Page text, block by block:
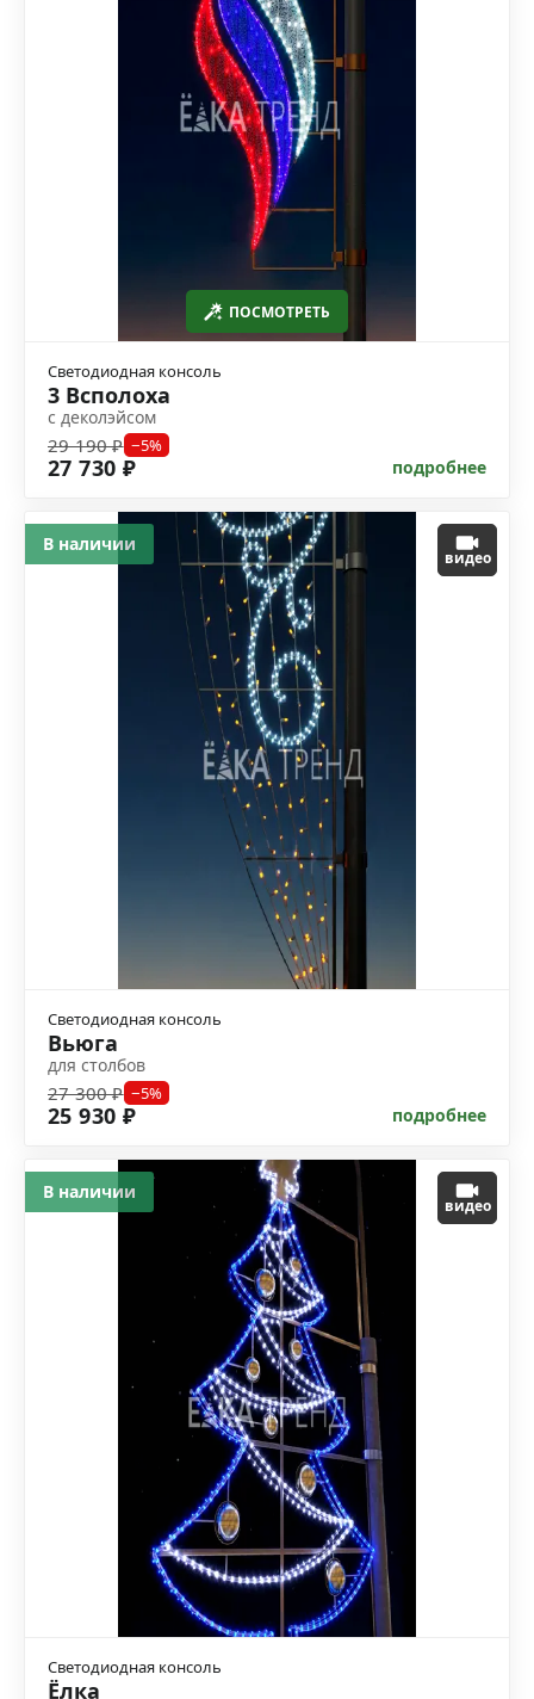
ПОСМОТРЕТЬ
Светодиодная консоль
3 Всполоха
с деколэйсом
29 190 ₽ −5%
27 730 ₽ подробнее
видео
Светодиодная консоль
Вьюга
для столбов
27 300 ₽ −5%
25 930 ₽ подробнее
В наличии
видео
Светодиодная консоль
Ёлка
В наличии